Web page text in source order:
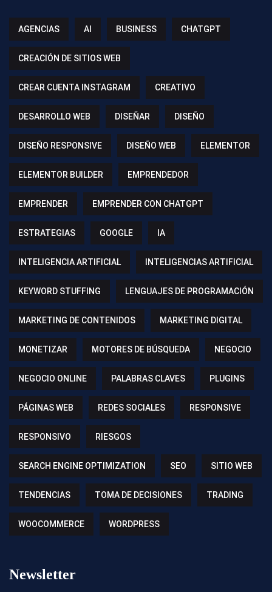
AGENCIAS AI BUSINESS CHATGPT
CREACIÓN DE SITIOS WEB
CREAR CUENTA INSTAGRAM CREATIVO
DESARROLLO WEB DISEÑAR DISEÑO
DISEÑO RESPONSIVE DISEÑO WEB ELEMENTOR
ELEMENTOR BUILDER EMPRENDEDOR
EMPRENDER EMPRENDER CON CHATGPT
ESTRATEGIAS GOOGLE IA
INTELIGENCIA ARTIFICIAL INTELIGENCIAS ARTIFICIAL
KEYWORD STUFFING LENGUAJES DE PROGRAMACIÓN
MARKETING DE CONTENIDOS MARKETING DIGITAL
MONETIZAR MOTORES DE BÚSQUEDA NEGOCIO
NEGOCIO ONLINE PALABRAS CLAVES PLUGINS
PÁGINAS WEB REDES SOCIALES RESPONSIVE
RESPONSIVO RIESGOS
SEARCH ENGINE OPTIMIZATION SEO SITIO WEB
TENDENCIAS TOMA DE DECISIONES TRADING
WOOCOMMERCE WORDPRESS
Newsletter